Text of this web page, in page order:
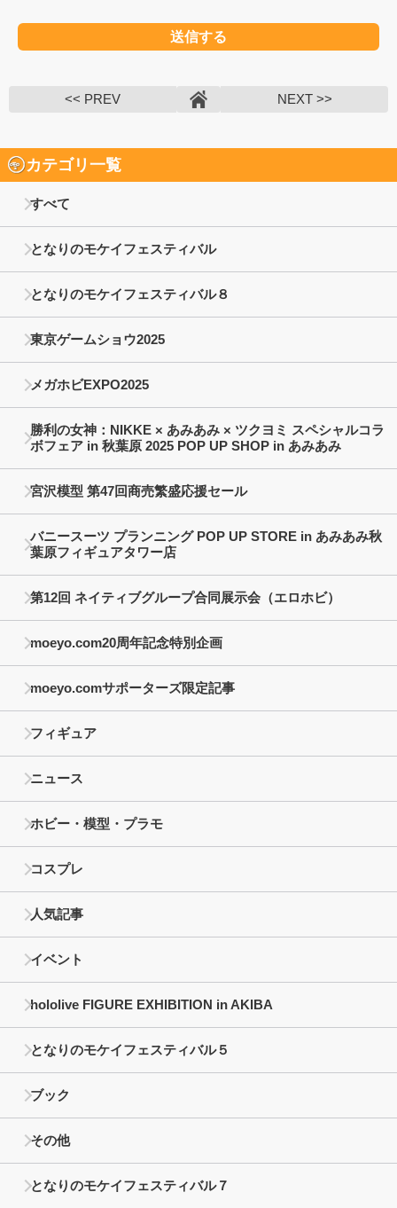
<< PREV NEXT >>
カテゴリ一覧
すべて
となりのモケイフェスティバル
となりのモケイフェスティバル８
東京ゲームショウ2025
メガホビEXPO2025
勝利の女神：NIKKE × あみあみ × ツクヨミ スペシャルコラ
ボフェア in 秋葉原 2025 POP UP SHOP in あみあみ
宮沢模型 第47回商売繁盛応援セール
バニースーツ プランニング POP UP STORE in あみあみ秋
葉原フィギュアタワー店
第12回 ネイティブグループ合同展示会（エロホビ）
moeyo.com20周年記念特別企画
moeyo.comサポーターズ限定記事
フィギュア
ニュース
ホビー・模型・プラモ
コスプレ
人気記事
イベント
hololive FIGURE EXHIBITION in AKIBA
となりのモケイフェスティバル５
ブック
その他
となりのモケイフェスティバル７